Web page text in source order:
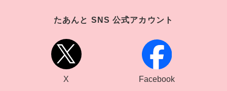
たあんと SNS 公式アカウント
X Facebook